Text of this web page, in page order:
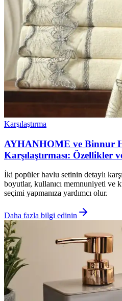
Karşılaştırma
AYHANHOME ve Binnur
Karşılaştırması: Özellikler
İki popüler havlu setinin detaylı
boyutlar, kullanıcı memnuniyeti ve
seçimi yapmanıza yardımcı olur.
Daha fazla bilgi edinin